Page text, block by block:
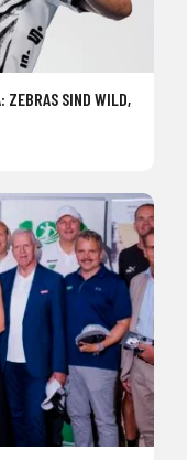
ZEBRAS SIND WILD,